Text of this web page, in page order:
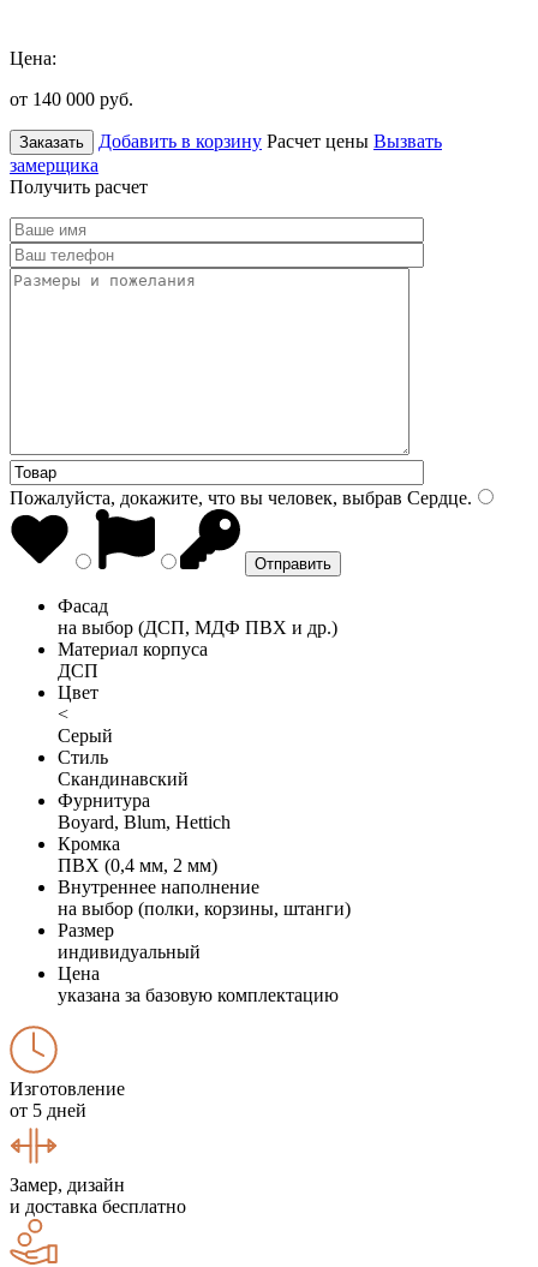
Цена:
от 140 000 руб.
Заказать Добавить в корзину Расчет цены Вызвать
замерщика
Получить расчет
Пожалуйста, докажите, что вы человек, выбрав Сердце.
Фасад
на выбор (ДСП, МДФ ПВХ и др.)
Материал корпуса
ДСП
Цвет
<
Серый
Стиль
Скандинавский
Фурнитура
Boyard, Blum, Hettich
Кромка
ПВХ (0,4 мм, 2 мм)
Внутреннее наполнение
на выбор (полки, корзины, штанги)
Размер
индивидуальный
Цена
указана за базовую комплектацию
Изготовление
от 5 дней
Замер, дизайн
и доставка бесплатно